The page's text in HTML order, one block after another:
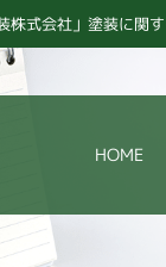
式会社」塗装に関
HOME